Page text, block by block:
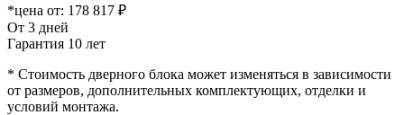
*цена от: 178 817 ₽
От 3 дней
Гарантия 10 лет
* Стоимость дверного блока может изменяться в зависимости
от размеров, дополнительных комплектующих, отделки и
условий монтажа.